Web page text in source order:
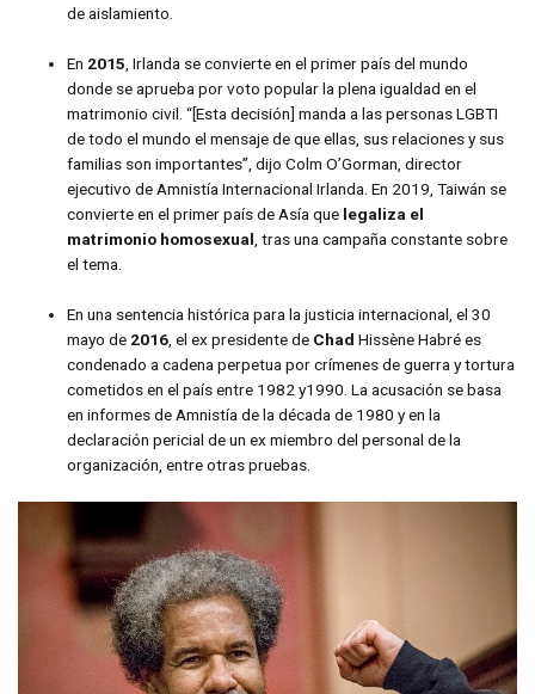
de aislamiento.
En 2015 , Irlanda se convierte en el primer país del mundo
donde se aprueba por voto popular la plena igualdad en el
matrimonio civil. “[Esta decisión] manda a las personas LGBTI
de todo el mundo el mensaje de que ellas, sus relaciones y sus
familias son importantes”, dijo Colm O’Gorman, director
ejecutivo de Amnistía Internacional Irlanda. En 2019, Taiwán se
convierte en el primer país de Asía que legaliza el
matrimonio homosexual , tras una campaña constante sobre
el tema.
En una sentencia histórica para la justicia internacional, el 30
mayo de 2016 , el ex presidente de Chad Hissène Habré es
condenado a cadena perpetua por crímenes de guerra y tortura
cometidos en el país entre 1982 y1990. La acusación se basa
en informes de Amnistía de la década de 1980 y en la
declaración pericial de un ex miembro del personal de la
organización, entre otras pruebas.